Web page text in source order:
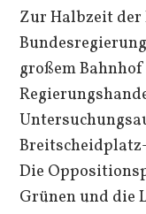
Zur Halbzeit
großem
Die
Grünen und die